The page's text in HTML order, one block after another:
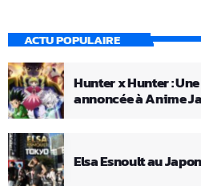
ACTU POPULAIRE
Hunter x Hunter :
annoncée à Anime
Elsa Esnoult au Japon